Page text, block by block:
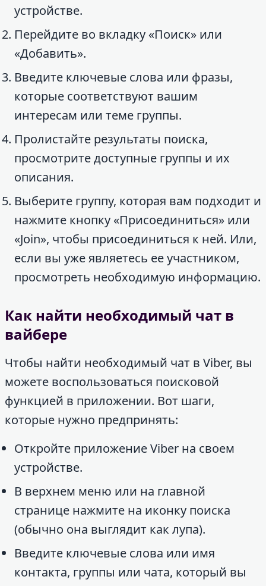
устройстве.
Перейдите во вкладку «Поиск» или
«Добавить».
Введите ключевые слова или фразы,
которые соответствуют вашим
интересам или теме группы.
Пролистайте результаты поиска,
просмотрите доступные группы и их
описания.
Выберите группу, которая вам подходит и
нажмите кнопку «Присоединиться» или
«Join», чтобы присоединиться к ней. Или,
если вы уже являетесь ее участником,
просмотреть необходимую информацию.
Как найти необходимый чат в
вайбере
Чтобы найти необходимый чат в Viber, вы
можете воспользоваться поисковой
функцией в приложении. Вот шаги,
которые нужно предпринять:
Откройте приложение Viber на своем
устройстве.
В верхнем меню или на главной
странице нажмите на иконку поиска
(обычно она выглядит как лупа).
Введите ключевые слова или имя
контакта, группы или чата, который вы